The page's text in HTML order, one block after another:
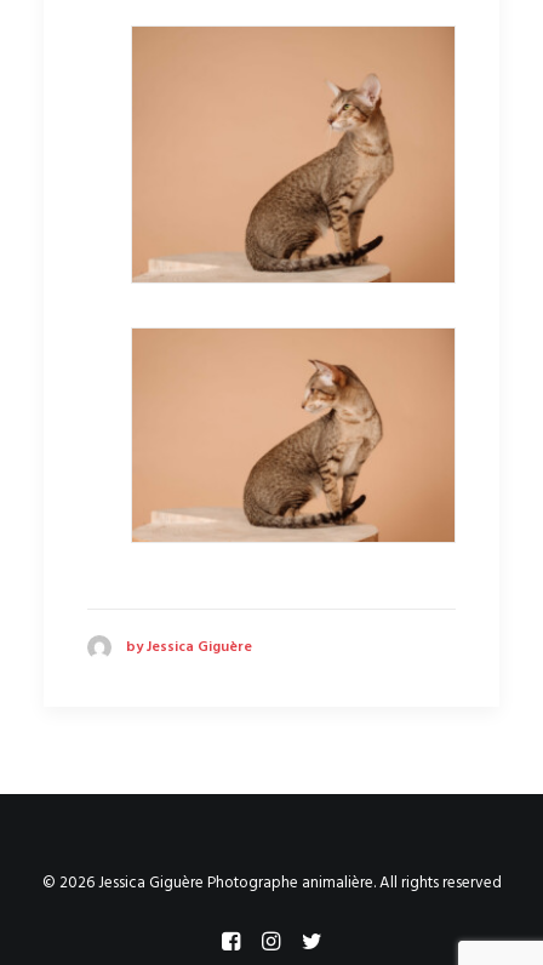
by Jessica Giguère
© 2026 Jessica Giguère Photographe animalière. All rights reserved